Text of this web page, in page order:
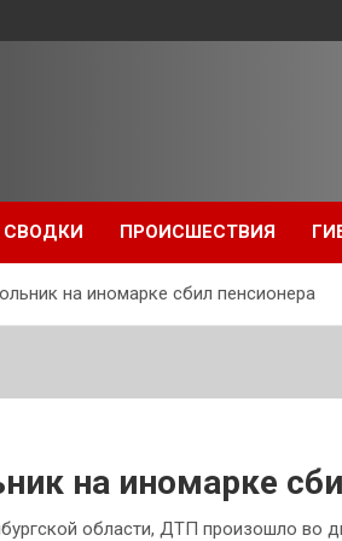
СВОДКИ ПРОИСШЕСТВИЯ
на иномарке сбил пенсионера
на иномарке
области, ДТП произошло во